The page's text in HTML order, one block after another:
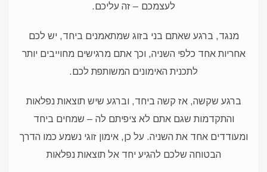
לעצמכם – זה עליכם.
מנגד, ברגע שאתם בני בזוג שמתאמנים ביחד, יש לכם
אחריות אחד כלפי השניה, וכך אתם מרגישים מחוייבים יותר
לתכנית האימונים המשותפת לכם.
ברגע שקשה, אז קשה ביחד, וברגע שיש תוצאות נפלאות
והתקדמות שגם אתם לא ציפיתם לה – שמחים ביחד
ומעודדים אחד את השניה. על כן, אימון זוגי נשמע כמו הדרך
הבטוחה שלכם להגיע יחד אל תוצאות נפלאות